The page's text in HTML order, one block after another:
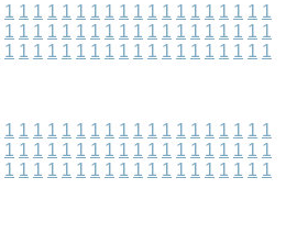
1 1 1 1 1 1 1 1 1 1 1 1 1 1 1 1 1 1 1
1 1 1 1 1 1 1 1 1 1 1 1 1 1 1 1 1 1 1
1 1 1 1 1 1 1 1 1 1 1 1 1 1 1 1 1 1 1
1 1 1 1 1 1 1 1 1 1 1 1 1 1 1 1 1 1 1
1 1 1 1 1 1 1 1 1 1 1 1 1 1 1 1 1 1 1
1 1 1 1 1 1 1 1 1 1 1 1 1 1 1 1 1 1 1